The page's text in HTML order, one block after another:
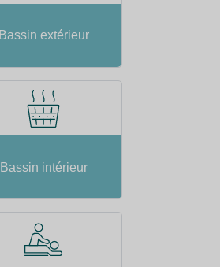
Bassin extérieur
Bassin intérieur